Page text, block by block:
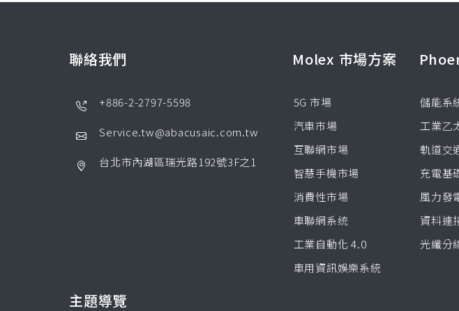
聯絡我們
+886-2-2797-5598
Service.tw@abacusaic.com.tw
台北市內湖區瑞光路192號3F之1
Molex 市場方案
5G 市場
汽車市場
互聯網市場
智慧手機市場
消費性市場
車聯網系统
工業自動化 4.0
車用資訊娛樂系統
儲能系
工業乙
軌道交
充電基
風力發
資料連
光纖分
主題導覽